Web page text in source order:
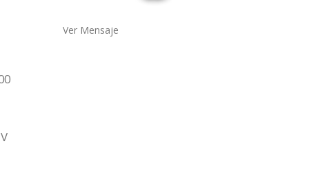
Ver Mensaje